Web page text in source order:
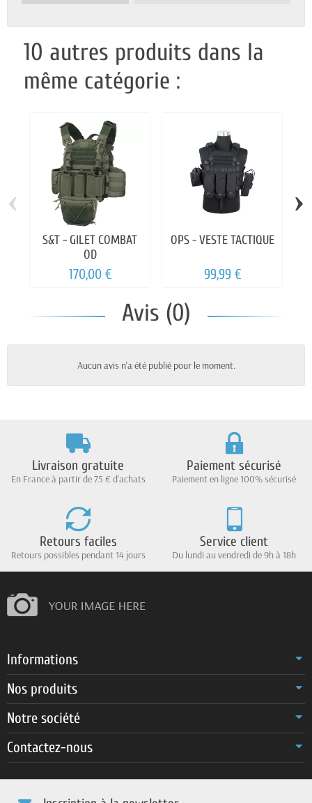
10 autres produits dans la
même catégorie :
S&T - GILET COMBAT
OD
170,00 €
OPS - VESTE TACTIQUE
99,99 €
‹ ›
Avis (0)
Aucun avis n'a été publié pour le moment.
Livraison gratuite
En France à partir de 75 € d'achats
Paiement sécurisé
Paiement en ligne 100% sécurisé
Retours faciles
Retours possibles pendant 14 jours
Service client
Du lundi au vendredi de 9h à 18h
Informations
Nos produits
Notre société
Contactez-nous